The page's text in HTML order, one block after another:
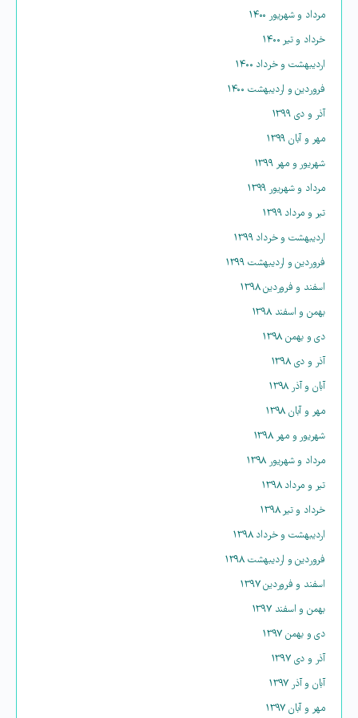
مرداد و شهریور ۱۴۰۰
خرداد و تیر ۱۴۰۰
اردیبهشت و خرداد ۱۴۰۰
فروردین و اردیبهشت ۱۴۰۰
آذر و دی ۱۳۹۹
مهر و آبان ۱۳۹۹
شهریور و مهر ۱۳۹۹
مرداد و شهریور ۱۳۹۹
تیر و مرداد ۱۳۹۹
اردیبهشت و خرداد ۱۳۹۹
فروردین و اردیبهشت ۱۳۹۹
اسفند و فروردین ۱۳۹۸
بهمن و اسفند ۱۳۹۸
دی و بهمن ۱۳۹۸
آذر و دی ۱۳۹۸
آبان و آذر ۱۳۹۸
مهر و آبان ۱۳۹۸
شهریور و مهر ۱۳۹۸
مرداد و شهریور ۱۳۹۸
تیر و مرداد ۱۳۹۸
خرداد و تیر ۱۳۹۸
اردیبهشت و خرداد ۱۳۹۸
فروردین و اردیبهشت ۱۳۹۸
اسفند و فروردین ۱۳۹۷
بهمن و اسفند ۱۳۹۷
دی و بهمن ۱۳۹۷
آذر و دی ۱۳۹۷
آبان و آذر ۱۳۹۷
مهر و آبان ۱۳۹۷